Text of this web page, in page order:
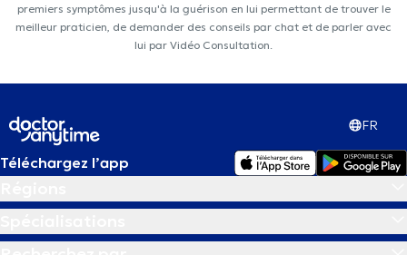
premiers symptômes jusqu'à la guérison en lui permettant de trouver le
meilleur praticien, de demander des conseils par chat et de parler avec
lui par Vidéo Consultation.
FR
Téléchargez l’app